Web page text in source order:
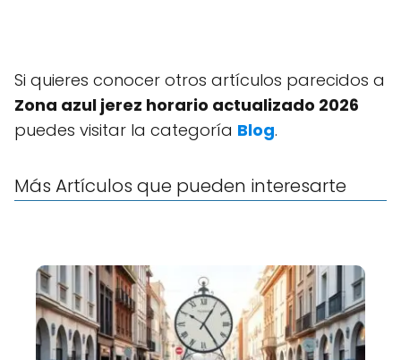
Si quieres conocer otros artículos parecidos a
Zona azul jerez horario actualizado 2026
puedes visitar la categoría Blog.
Más Artículos que pueden interesarte